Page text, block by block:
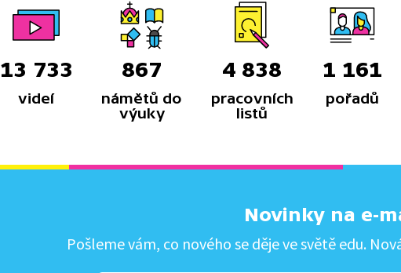
13 733
videí
867
námětů do
výuky
4 838
pracovních
listů
1 161
pořadů
Novinky na e-
Pošleme vám, co nového se děje ve světě edu.